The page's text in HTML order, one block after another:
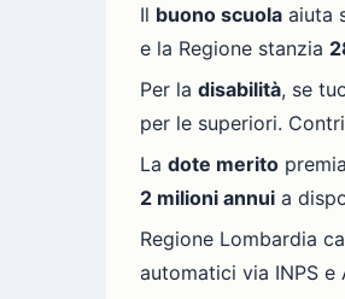
Il buono scuola aiuta
e la Regione stanzia
Per la disabilità, se
per le superiori.
La dote merito
2 milioni annui a
Regione Lombardia
automatici via INPS e